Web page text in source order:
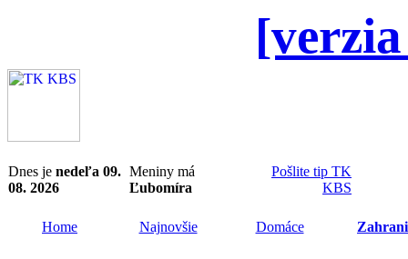
Dnes je nedeľa 09.
08. 2026
Meniny má
Ľubomíra
Pošlite tip TK
KBS
Home Najnovšie Domáce